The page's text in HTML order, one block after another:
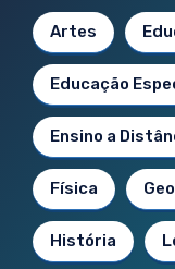
Artes
Educação
Ensino a
Física
História